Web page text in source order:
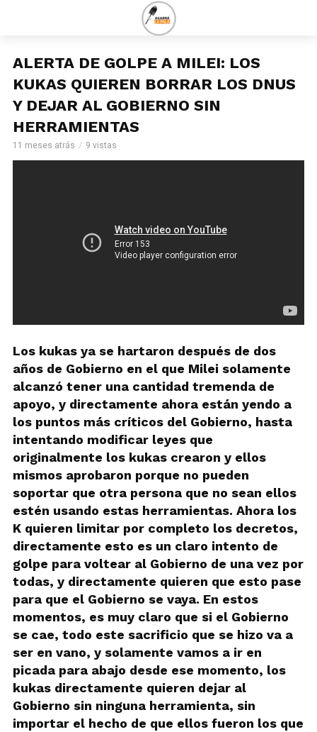
ALERTA DE GOLPE A MILEI: LOS
KUKAS QUIEREN BORRAR LOS DNUS
Y DEJAR AL GOBIERNO SIN
HERRAMIENTAS
11 meses atrás 9 vistas
Los kukas ya se hartaron después de dos
años de Gobierno en el que Milei solamente
alcanzó tener una cantidad tremenda de
apoyo, y directamente ahora están yendo a
los puntos más críticos del Gobierno, hasta
intentando modificar leyes que
originalmente los kukas crearon y ellos
mismos aprobaron porque no pueden
soportar que otra persona que no sean ellos
estén usando estas herramientas. Ahora los
K quieren limitar por completo los decretos,
directamente esto es un claro intento de
golpe para voltear al Gobierno de una vez por
todas, y directamente quieren que esto pase
para que el Gobierno se vaya. En estos
momentos, es muy claro que si el Gobierno
se cae, todo este sacrificio que se hizo va a
ser en vano, y solamente vamos a ir en
picada para abajo desde ese momento, los
kukas directamente quieren dejar al
Gobierno sin ninguna herramienta, sin
importar el hecho de que ellos fueron los que